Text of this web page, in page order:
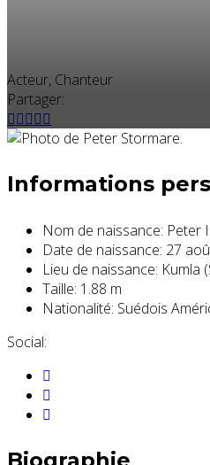
Acteur, Chanteur
Partager:
Informations
Nom de naissance: Peter
Date de naissance: 27
Lieu de naissance: Kumla
Taille: 1.88 m
Nationalité: Suédois
Social: